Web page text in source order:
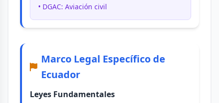
• DGAC: Aviación civil
Marco Legal Específico de
Ecuador
Leyes Fundamentales